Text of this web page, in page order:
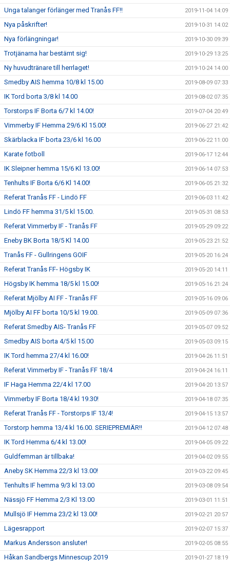
Unga talanger förlänger med Tranås FF!! 2019-11-04 14:09
Nya påskrifter! 2019-10-31 14:02
Nya förlängningar! 2019-10-30 09:39
Trotjänarna har bestämt sig! 2019-10-29 13:25
Ny huvudtränare till herrlaget! 2019-10-24 14:00
Smedby AIS hemma 10/8 kl 15.00 2019-08-09 07:33
IK Tord borta 3/8 kl 14.00 2019-08-02 07:35
Torstorps IF Borta 6/7 kl 14.00! 2019-07-04 20:49
Vimmerby IF Hemma 29/6 Kl 15.00! 2019-06-27 21:42
Skärblacka IF borta 23/6 kl 16.00 2019-06-22 11:00
Karate fotboll 2019-06-17 12:44
IK Sleipner hemma 15/6 Kl 13.00! 2019-06-14 07:53
Tenhults IF Borta 6/6 Kl 14.00! 2019-06-05 21:32
Referat Tranås FF - Lindö FF 2019-06-03 11:42
Lindö FF hemma 31/5 kl 15.00. 2019-05-31 08:53
Referat Vimmerby IF - Tranås FF 2019-05-29 09:22
Eneby BK Borta 18/5 Kl 14.00 2019-05-23 21:52
Tranås FF - Gullringens GOIF 2019-05-20 16:24
Referat Tranås FF- Högsby IK 2019-05-20 14:11
Högsby IK hemma 18/5 kl 15.00! 2019-05-16 21:24
Referat Mjölby AI FF - Tranås FF 2019-05-16 09:06
Mjölby AI FF borta 10/5 kl 19.00. 2019-05-09 07:36
Referat Smedby AIS- Tranås FF 2019-05-07 09:52
Smedby AIS borta 4/5 kl 15.00 2019-05-03 09:15
IK Tord hemma 27/4 kl 16.00! 2019-04-26 11:51
Referat Vimmerby IF - Tranås FF 18/4 2019-04-24 16:11
IF Haga Hemma 22/4 kl 17.00 2019-04-20 13:57
Vimmerby IF Borta 18/4 kl 19.30! 2019-04-18 07:35
Referat Tranås FF - Torstorps IF 13/4! 2019-04-15 13:57
Torstorp hemma 13/4 kl 16.00. SERIEPREMIÄR!! 2019-04-12 07:48
IK Tord Hemma 6/4 kl 13.00! 2019-04-05 09:22
Guldfemman är tillbaka! 2019-04-02 09:55
Aneby SK Hemma 22/3 kl 13.00! 2019-03-22 09:45
Tenhults IF hemma 9/3 kl 13.00 2019-03-08 09:54
Nässjö FF Hemma 2/3 Kl 13.00 2019-03-01 11:51
Mullsjö IF Hemma 23/2 kl 13.00! 2019-02-21 20:57
Lägesrapport 2019-02-07 15:37
Markus Andersson ansluter! 2019-02-05 08:55
Håkan Sandbergs Minnescup 2019 2019-01-27 18:19